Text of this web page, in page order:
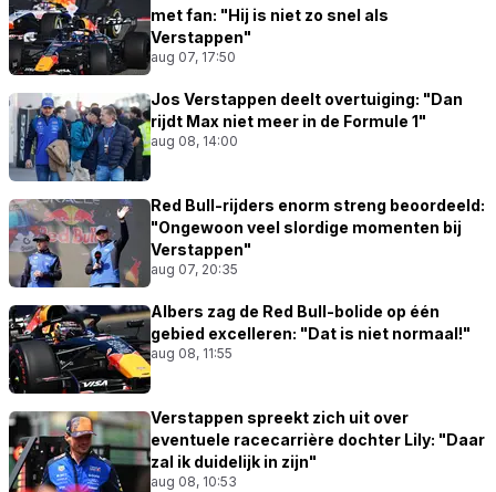
met fan: "Hij is niet zo snel als
Verstappen"
aug 07, 17:50
Jos Verstappen deelt overtuiging: "Dan
rijdt Max niet meer in de Formule 1"
aug 08, 14:00
Red Bull-rijders enorm streng beoordeeld:
"Ongewoon veel slordige momenten bij
Verstappen"
aug 07, 20:35
Albers zag de Red Bull-bolide op één
gebied excelleren: "Dat is niet normaal!"
aug 08, 11:55
Verstappen spreekt zich uit over
eventuele racecarrière dochter Lily: "Daar
zal ik duidelijk in zijn"
aug 08, 10:53